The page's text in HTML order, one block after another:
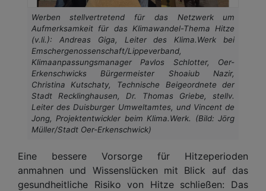
Werben stellvertretend für das Netzwerk um
Aufmerksamkeit für das Klimawandel-Thema Hitze
(v.li.): Andreas Giga, Leiter des Klima.Werk bei
Emschergenossenschaft/Lippeverband,
Klimaanpassungsmanager Pavlos Schlotter, Oer-
Erkenschwicks Bürgermeister Shoaiub Nazir,
Christina Kutschaty, Technische Beigeordnete der
Stadt Recklinghausen, Dr. Thomas Griebe, stellv.
Leiter des Duisburger Umweltamtes, und Vincent de
Jong, Projektentwickler beim Klima.Werk. (Bild: Jörg
Müller/Stadt Oer-Erkenschwick)
Eine bessere Vorsorge für Hitzeperioden
anmahnen und Wissenslücken mit Blick auf das
gesundheitliche Risiko von Hitze schließen: Das